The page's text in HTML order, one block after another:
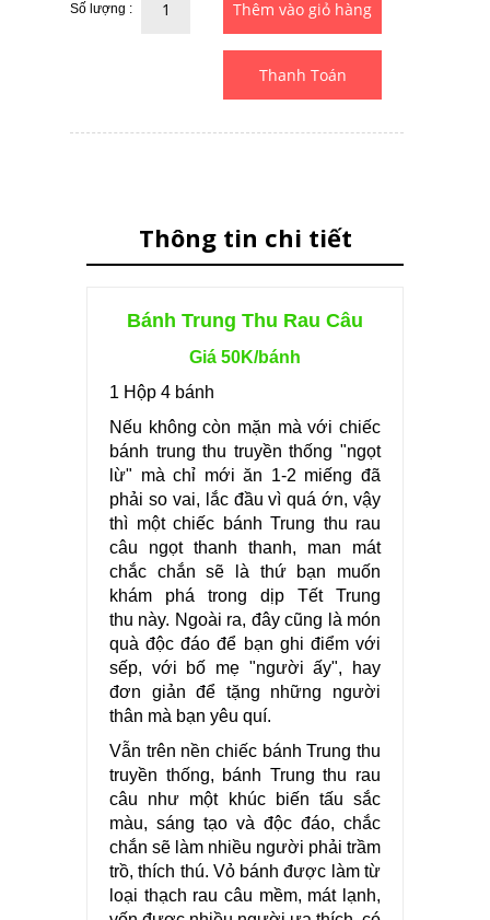
Số lượng :
Thanh Toán
Thông tin chi tiết
Bánh Trung Thu Rau Câu
Giá 50K/bánh
1 Hộp 4 bánh
Nếu không còn mặn mà với chiếc
bánh trung thu truyền thống "ngọt
lừ" mà chỉ mới ăn 1-2 miếng đã
phải so vai, lắc đầu vì quá ớn, vậy
thì một chiếc bánh Trung thu rau
câu ngọt thanh thanh, man mát
chắc chắn sẽ là thứ bạn muốn
khám phá trong dịp Tết Trung
thu này. Ngoài ra, đây cũng là món
quà độc đáo để bạn ghi điểm với
sếp, với bố mẹ "người ấy", hay
đơn giản để tặng những người
thân mà bạn yêu quí.
Vẫn trên nền chiếc bánh Trung thu
truyền thống, bánh Trung thu rau
câu như một khúc biến tấu sắc
màu, sáng tạo và độc đáo, chắc
chắn sẽ làm nhiều người phải trầm
trồ, thích thú. Vỏ bánh được làm từ
loại thạch rau câu mềm, mát lạnh,